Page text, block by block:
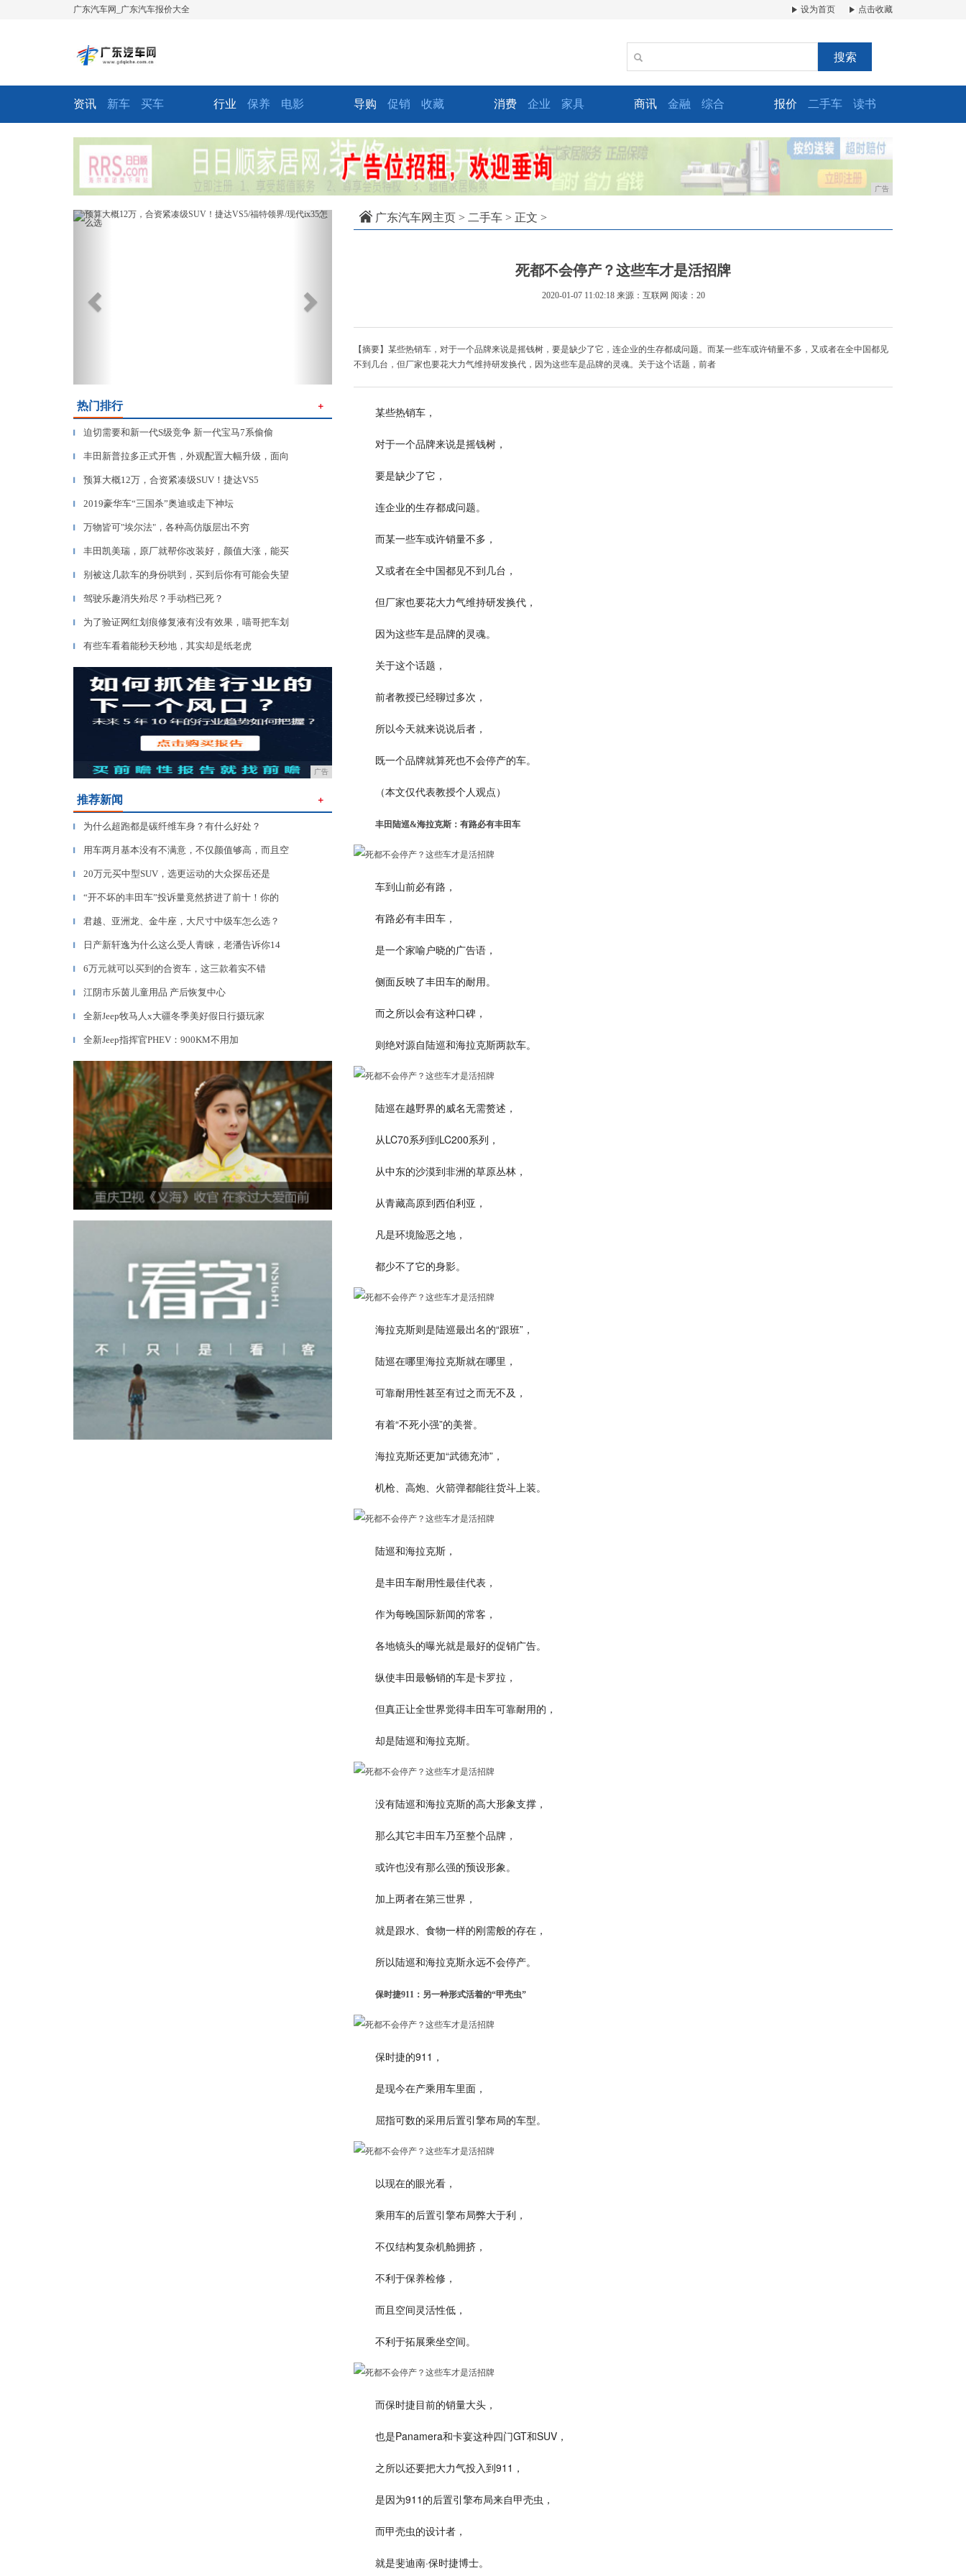
广东汽车网_广东汽车报价大全 设为首页 点击收藏
搜索
资讯 新车 买车 行业 保养 电影 导购 促销 收藏 消费 企业 家具 商讯 金融 综合 报价 二手车 读书
广告
Previous Next
热门排行 ＋
▎ 迫切需要和新一代S级竞争 新一代宝马7系偷偷
▎ 丰田新普拉多正式开售，外观配置大幅升级，面向
▎ 预算大概12万，合资紧凑级SUV！捷达VS5
▎ 2019豪华车“三国杀”奥迪或走下神坛
▎ 万物皆可"埃尔法"，各种高仿版层出不穷
▎ 丰田凯美瑞，原厂就帮你改装好，颜值大涨，能买
▎ 别被这几款车的身份哄到，买到后你有可能会失望
▎ 驾驶乐趣消失殆尽？手动档已死？
▎ 为了验证网红划痕修复液有没有效果，喵哥把车划
▎ 有些车看着能秒天秒地，其实却是纸老虎
广告
推荐新闻 ＋
▎ 为什么超跑都是碳纤维车身？有什么好处？
▎ 用车两月基本没有不满意，不仅颜值够高，而且空
▎ 20万元买中型SUV，选更运动的大众探岳还是
▎ “开不坏的丰田车”投诉量竟然挤进了前十！你的
▎ 君越、亚洲龙、金牛座，大尺寸中级车怎么选？
▎ 日产新轩逸为什么这么受人青睐，老潘告诉你14
▎ 6万元就可以买到的合资车，这三款着实不错
▎ 江阴市乐茵儿童用品 产后恢复中心
▎ 全新Jeep牧马人x大疆冬季美好假日行摄玩家
▎ 全新Jeep指挥官PHEV：900KM不用加
广东汽车网主页 > 二手车 > 正文 >
死都不会停产？这些车才是活招牌
2020-01-07 11:02:18 来源：互联网 阅读：20
【摘要】某些热销车，对于一个品牌来说是摇钱树，要是缺少了它，连企业的生存都成问题。而某一些车或许销量不多，又或者在全中国都见
不到几台，但厂家也要花大力气维持研发换代，因为这些车是品牌的灵魂。关于这个话题，前者
某些热销车，
对于一个品牌来说是摇钱树，
要是缺少了它，
连企业的生存都成问题。
而某一些车或许销量不多，
又或者在全中国都见不到几台，
但厂家也要花大力气维持研发换代，
因为这些车是品牌的灵魂。
关于这个话题，
前者教授已经聊过多次，
所以今天就来说说后者，
既一个品牌就算死也不会停产的车。
（本文仅代表教授个人观点）
丰田陆巡&海拉克斯：有路必有丰田车
车到山前必有路，
有路必有丰田车，
是一个家喻户晓的广告语，
侧面反映了丰田车的耐用。
而之所以会有这种口碑，
则绝对源自陆巡和海拉克斯两款车。
陆巡在越野界的威名无需赘述，
从LC70系列到LC200系列，
从中东的沙漠到非洲的草原丛林，
从青藏高原到西伯利亚，
凡是环境险恶之地，
都少不了它的身影。
海拉克斯则是陆巡最出名的“跟班”，
陆巡在哪里海拉克斯就在哪里，
可靠耐用性甚至有过之而无不及，
有着“不死小强”的美誉。
海拉克斯还更加“武德充沛”，
机枪、高炮、火箭弹都能往货斗上装。
陆巡和海拉克斯，
是丰田车耐用性最佳代表，
作为每晚国际新闻的常客，
各地镜头的曝光就是最好的促销广告。
纵使丰田最畅销的车是卡罗拉，
但真正让全世界觉得丰田车可靠耐用的，
却是陆巡和海拉克斯。
没有陆巡和海拉克斯的高大形象支撑，
那么其它丰田车乃至整个品牌，
或许也没有那么强的预设形象。
加上两者在第三世界，
就是跟水、食物一样的刚需般的存在，
所以陆巡和海拉克斯永远不会停产。
保时捷911：另一种形式活着的“甲壳虫”
保时捷的911，
是现今在产乘用车里面，
屈指可数的采用后置引擎布局的车型。
以现在的眼光看，
乘用车的后置引擎布局弊大于利，
不仅结构复杂机舱拥挤，
不利于保养检修，
而且空间灵活性低，
不利于拓展乘坐空间。
而保时捷目前的销量大头，
也是Panamera和卡宴这种四门GT和SUV，
之所以还要把大力气投入到911，
是因为911的后置引擎布局来自甲壳虫，
而甲壳虫的设计者，
就是斐迪南·保时捷博士。